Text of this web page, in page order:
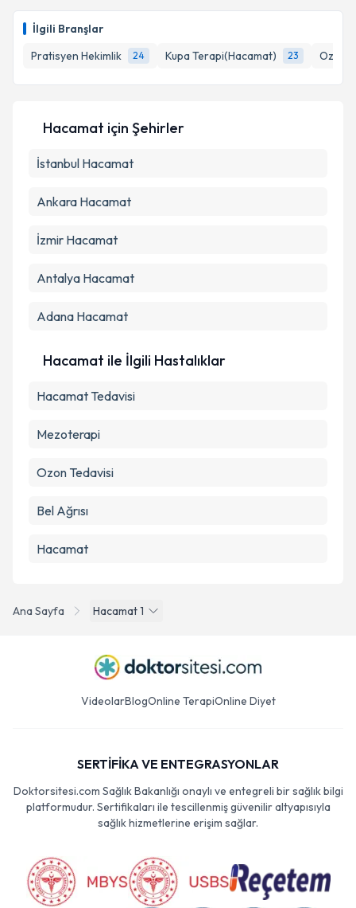
İlgili Branşlar
Pratisyen Hekimlik
24 Kupa Terapi(Hacamat) 23 Ozon
E-posta Adresiniz
Metni 'ni okudum ve kişisel verilerimin belirtilen
kapsamda işlenmesini kabul ediyorum.
Ana Sayfa Hacamat 1
Hacamat için Şehirler
İstanbul Hacamat
Ankara Hacamat
İzmir Hacamat
Antalya Hacamat
Adana Hacamat
Hacamat ile İlgili Hastalıklar
Hacamat Tedavisi
Mezoterapi
Ozon Tedavisi
Bel Ağrısı
Hacamat
VideolarBlogOnline TerapiOnline Diyet
SERTİFİKA VE ENTEGRASYONLAR
Doktorsitesi.com Sağlık Bakanlığı onaylı ve entegreli bir sağlık bilgi
platformudur. Sertifikaları ile tescillenmiş güvenilir altyapısıyla
sağlık hizmetlerine erişim sağlar.